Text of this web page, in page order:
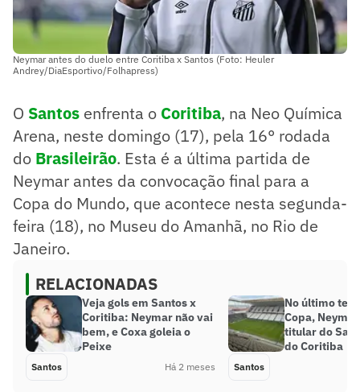
Neymar antes do duelo entre Coritiba x Santos (Foto: Heuler
Andrey/DiaEsportivo/Folhapress)
O Santos enfrenta o Coritiba, na Neo Química
Arena, neste domingo (17), pela 16° rodada
do Brasileirão. Esta é a última partida de
Neymar antes da convocação final para a
Copa do Mundo, que acontece nesta segunda-
feira (18), no Museu do Amanhã, no Rio de
Janeiro.
RELACIONADAS
Veja gols em Santos x
Coritiba: Neymar não vai
bem, e Coxa goleia o
Peixe
Santos Há 2 meses
No último
Copa,
titular do
do Coritiba
Santos